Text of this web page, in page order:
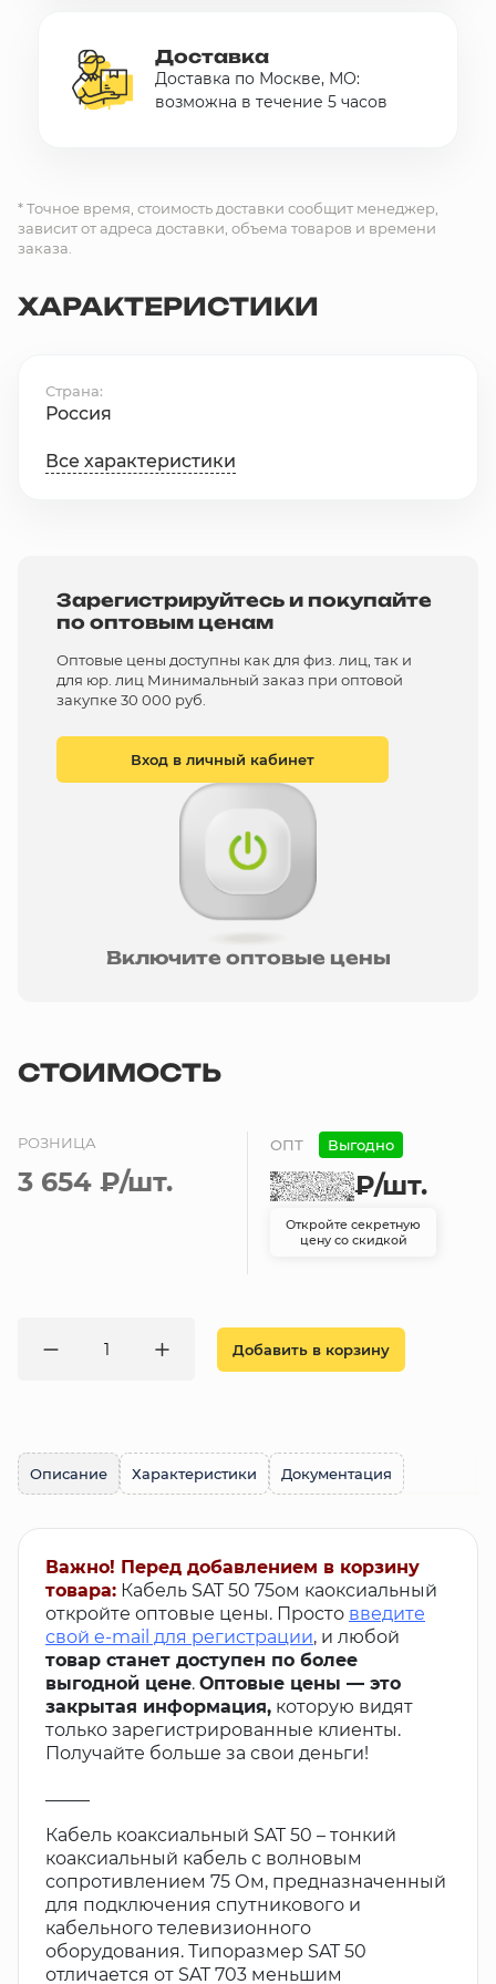
Доставка
Доставка по Москве, МО:
возможна в течение 5 часов
* Точное время, стоимость доставки сообщит менеджер,
зависит от адреса доставки, объема товаров и времени
заказа.
ХАРАКТЕРИСТИКИ
Страна
Россия
Все характеристики
Зарегистрируйтесь и покупайте
по оптовым ценам
Оптовые цены доступны как для физ. лиц, так и
для юр. лиц Минимальный заказ при оптовой
закупке 30 000 руб.
Вход в личный кабинет
Включите оптовые цены
СТОИМОСТЬ
РОЗНИЦА
3 654 ₽/шт.
ОПТ Выгодно
₽/шт.
Откройте секретную
цену со скидкой
Добавить в корзину
Описание Характеристики Документация
Важно! Перед добавлением в корзину
товара: Кабель SAT 50 75ом каоксиальный
откройте оптовые цены. Просто введите
свой e-mail для регистрации, и любой
товар станет доступен по более
выгодной цене. Оптовые цены — это
закрытая информация, которую видят
только зарегистрированные клиенты.
Получайте больше за свои деньги!
Кабель коаксиальный SAT 50 – тонкий
коаксиальный кабель с волновым
сопротивлением 75 Ом, предназначенный
для подключения спутникового и
кабельного телевизионного
оборудования. Типоразмер SAT 50
отличается от SAT 703 меньшим